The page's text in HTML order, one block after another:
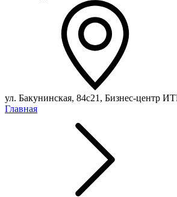
ул. Бакунинская, 84с21, Бизнес-центр
Главная